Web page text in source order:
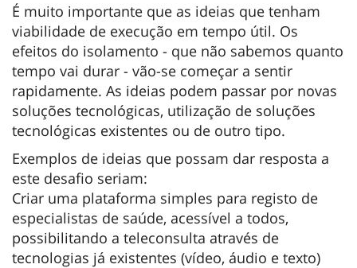
É muito importante que as ideias que tenham
viabilidade de execução em tempo útil. Os
efeitos do isolamento - que não sabemos quanto
tempo vai durar - vão-se começar a sentir
rapidamente. As ideias podem passar por novas
soluções tecnológicas, utilização de soluções
tecnológicas existentes ou de outro tipo.
Exemplos de ideias que possam dar resposta a
este desafio seriam:
Criar uma plataforma simples para registo de
especialistas de saúde, acessível a todos,
possibilitando a teleconsulta através de
tecnologias já existentes (vídeo, áudio e texto)